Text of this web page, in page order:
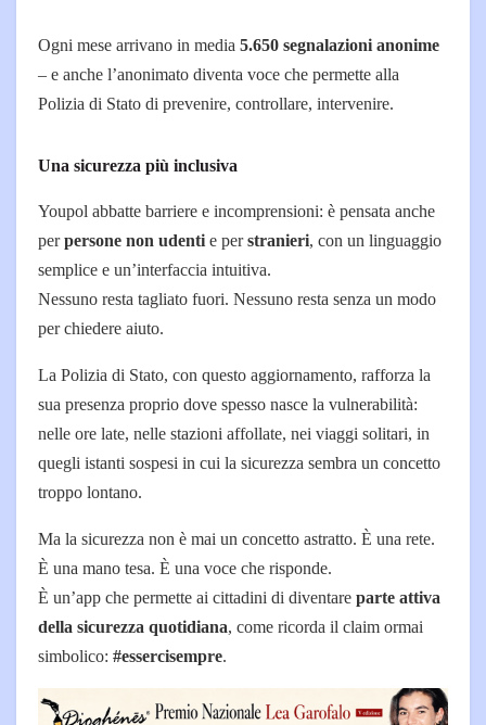
Ogni mese arrivano in media 5.650 segnalazioni anonime
– e anche l’anonimato diventa voce che permette alla
Polizia di Stato di prevenire, controllare, intervenire.
Una sicurezza più inclusiva
Youpol abbatte barriere e incomprensioni: è pensata anche
perpersone non udenti e perstranieri, con un linguaggio
semplice e un’interfaccia intuitiva.
Nessuno resta tagliato fuori. Nessuno resta senza un modo
per chiedere aiuto.
La Polizia di Stato, con questo aggiornamento, rafforza la
sua presenza proprio dove spesso nasce la vulnerabilità:
nelle ore late, nelle stazioni affollate, nei viaggi solitari, in
quegli istanti sospesi in cui la sicurezza sembra un concetto
troppo lontano.
Ma la sicurezza non è mai un concetto astratto. È una rete.
È una mano tesa. È una voce che risponde.
È un’app che permette ai cittadini di diventare parte attiva
della sicurezza quotidiana, come ricorda il claim ormai
simbolico: #essercisempre.